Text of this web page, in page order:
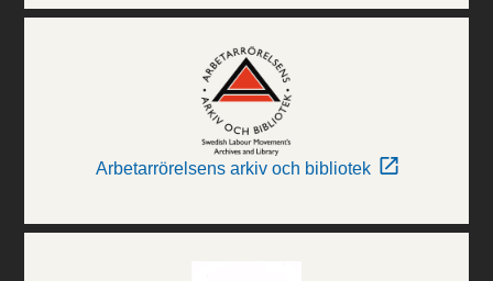
Arbetarrörelsens arkiv och bibliotek